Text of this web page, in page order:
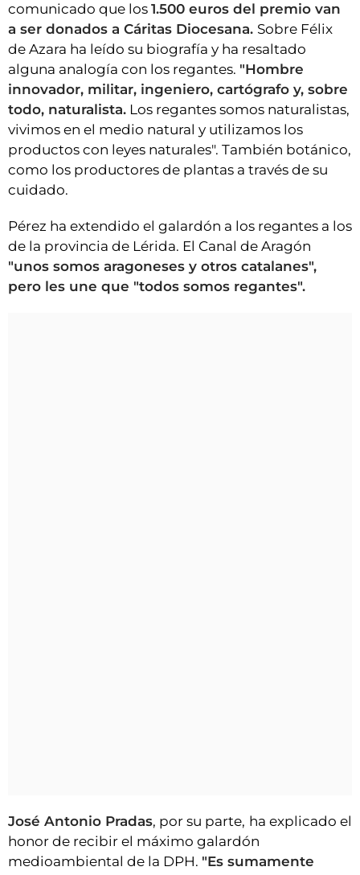
comunicado que los 1.500 euros del premio van
a ser donados a Cáritas Diocesana. Sobre Félix
de Azara ha leído su biografía y ha resaltado
alguna analogía con los regantes. "Hombre
innovador, militar, ingeniero, cartógrafo y, sobre
todo, naturalista. Los regantes somos naturalistas,
vivimos en el medio natural y utilizamos los
productos con leyes naturales". También botánico,
como los productores de plantas a través de su
cuidado.
Pérez ha extendido el galardón a los regantes a los
de la provincia de Lérida. El Canal de Aragón
"unos somos aragoneses y otros catalanes",
pero les une que "todos somos regantes".
José Antonio Pradas, por su parte, ha explicado el
honor de recibir el máximo galardón
medioambiental de la DPH. "Es sumamente